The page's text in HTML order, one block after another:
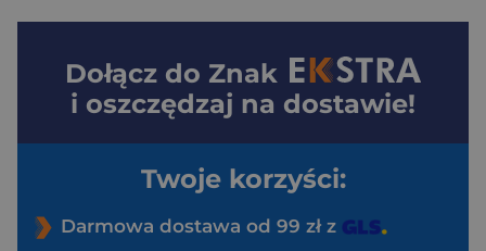
Dołącz do Znak
i oszczędzaj na dostawie!
Twoje korzyści:
Darmowa dostawa od 99 zł z